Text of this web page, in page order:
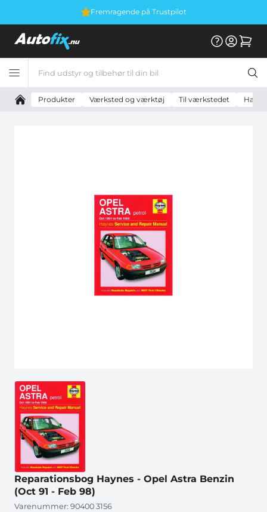
Fremragende på Trustpilot
Produkter Værksted og værktøj Til værkstedet
Reparationsbog Haynes - Opel Astra Benzin
(Oct 91 - Feb 98)
Varenummer: 90400 3156